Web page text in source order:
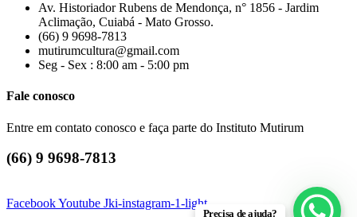
Av. Historiador Rubens de Mendonça, n° 1856 - Jardim
Aclimação, Cuiabá - Mato Grosso.
(66) 9 9698-7813
mutirumcultura@gmail.com
Seg - Sex : 8:00 am - 5:00 pm
Fale conosco
Entre em contato conosco e faça parte do Instituto Mutirum
(66) 9 9698-7813
FacebookYoutube Jki-instagram-1-light
Precisa de ajuda?